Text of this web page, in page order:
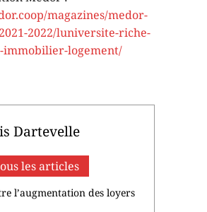
magazines/medor-
2022/luniversite-riche-
immobilier-logement/
Dartevelle
les articles
l’augmentation des loyers